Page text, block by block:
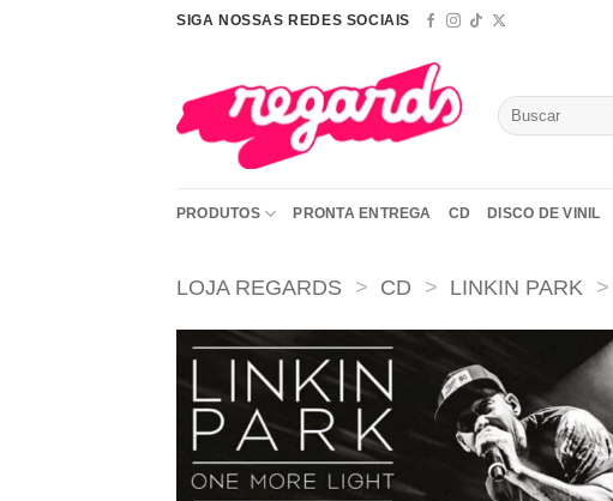
SIGA NOSSAS REDES SOCIAIS
Pesquisar
por:
PRODUTOS PRONTA ENTREGA CD DISCO DE VINIL
LOJA REGARDS > CD > LINKIN PARK >
a